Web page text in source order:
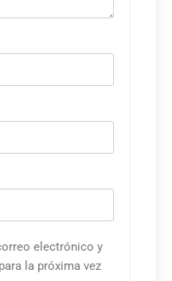
electrónico y
la próxima vez